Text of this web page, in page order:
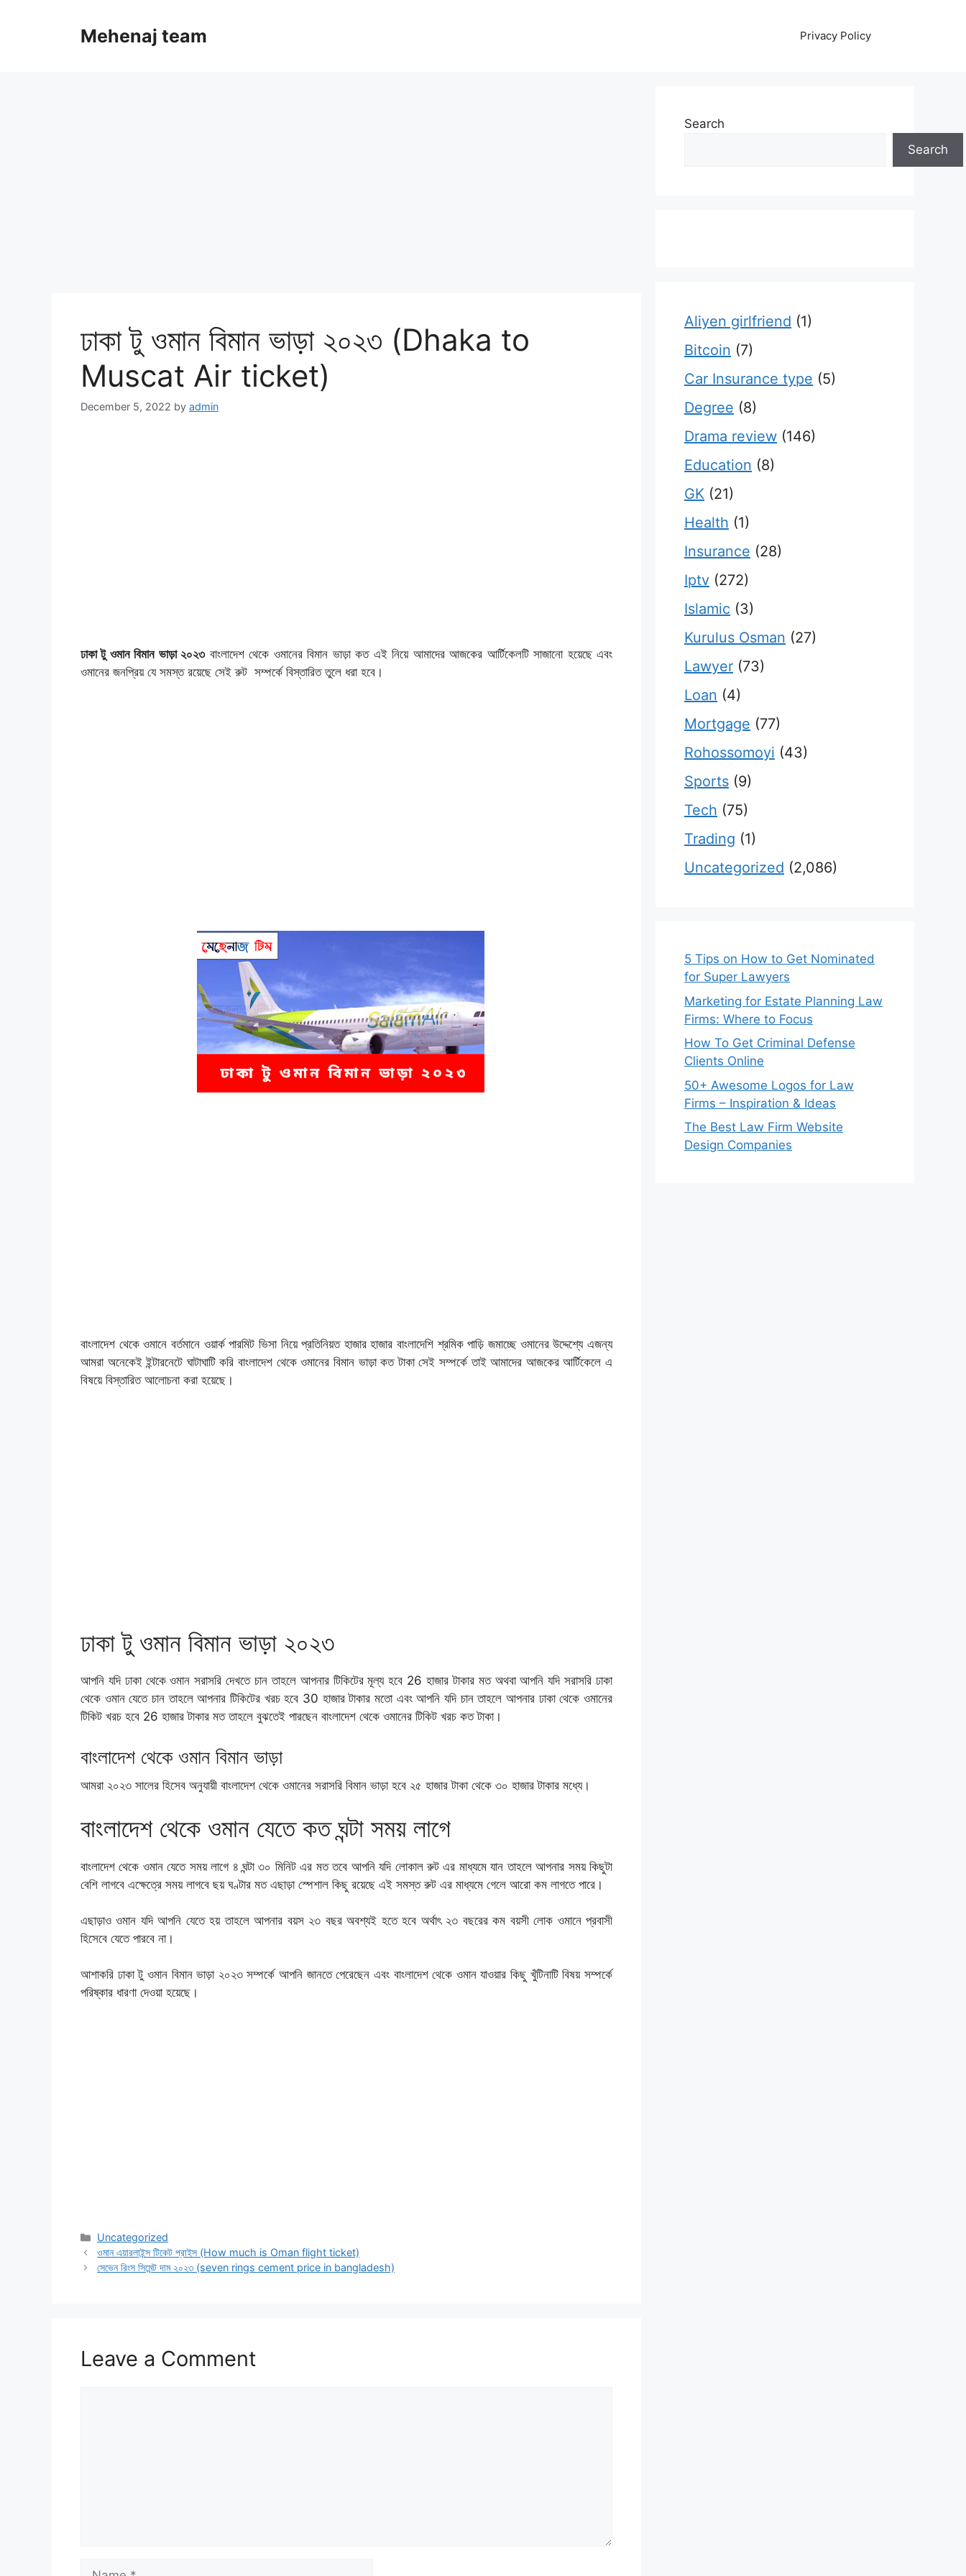
Mehenaj team Privacy Policy
ঢাকা টু ওমান বিমান ভাড়া ২০২৩ (Dhaka to
Muscat Air ticket)
December 5, 2022 by admin
ঢাকা টু ওমান বিমান ভাড়া ২০২৩বাংলাদেশ থেকে ওমানের বিমান ভাড়া কত এই নিয়ে আমাদের আজকের আর্টিকেলটি সাজানো হয়েছে এবং
ওমানের জনপ্রিয় যে সমস্ত রয়েছে সেই রুট সম্পর্কে বিস্তারিত তুলে ধরা হবে।
বাংলাদেশ থেকে ওমানে বর্তমানে ওয়ার্ক পারমিট ভিসা নিয়ে প্রতিনিয়ত হাজার হাজার বাংলাদেশি শ্রমিক পাড়ি জমাচ্ছে ওমানের উদ্দেশ্যে এজন্য
আমরা অনেকেই ইন্টারনেটে ঘাটাঘাটি করি বাংলাদেশ থেকে ওমানের বিমান ভাড়া কত টাকা সেই সম্পর্কে তাই আমাদের আজকের আর্টিকেলে এ
বিষয়ে বিস্তারিত আলোচনা করা হয়েছে।
ঢাকা টু ওমান বিমান ভাড়া ২০২৩
আপনি যদি ঢাকা থেকে ওমান সরাসরি দেখতে চান তাহলে আপনার টিকিটের মূল্য হবে 26 হাজার টাকার মত অথবা আপনি যদি সরাসরি ঢাকা
থেকে ওমান যেতে চান তাহলে আপনার টিকিটের খরচ হবে 30 হাজার টাকার মতো এবং আপনি যদি চান তাহলে আপনার ঢাকা থেকে ওমানের
টিকিট খরচ হবে 26 হাজার টাকার মত তাহলে বুঝতেই পারছেন বাংলাদেশ থেকে ওমানের টিকিট খরচ কত টাকা।
বাংলাদেশ থেকে ওমান বিমান ভাড়া
আমরা ২০২৩ সালের হিসেব অনুযায়ী বাংলাদেশ থেকে ওমানের সরাসরি বিমান ভাড়া হবে ২৫ হাজার টাকা থেকে ৩০ হাজার টাকার মধ্যে।
বাংলাদেশ থেকে ওমান যেতে কত ঘন্টা সময় লাগে
বাংলাদেশ থেকে ওমান যেতে সময় লাগে ৪ ঘন্টা ৩০ মিনিট এর মত তবে আপনি যদি লোকাল রুট এর মাধ্যমে যান তাহলে আপনার সময় কিছুটা
বেশি লাগবে এক্ষেত্রে সময় লাগবে ছয় ঘণ্টার মত এছাড়া স্পেশাল কিছু রয়েছে এই সমস্ত রুট এর মাধ্যমে গেলে আরো কম লাগতে পারে।
এছাড়াও ওমান যদি আপনি যেতে হয় তাহলে আপনার বয়স ২৩ বছর অবশ্যই হতে হবে অর্থাৎ ২৩ বছরের কম বয়সী লোক ওমানে প্রবাসী
হিসেবে যেতে পারবে না।
আশাকরি ঢাকা টু ওমান বিমান ভাড়া ২০২৩ সম্পর্কে আপনি জানতে পেরেছেন এবং বাংলাদেশ থেকে ওমান যাওয়ার কিছু খুঁটিনাটি বিষয় সম্পর্কে
পরিষ্কার ধারণা দেওয়া হয়েছে।
Categories
Uncategorized
ওমান এয়ারলাইন্স টিকেট প্রাইস (How much is Oman flight ticket)
সেভেন রিংস সিমেন্ট দাম ২০২৩ (seven rings cement price in bangladesh)
Leave a Comment
Name
Search
Search
Aliyen girlfriend (1)
Bitcoin (7)
Car Insurance type (5)
Degree (8)
Drama review (146)
Education (8)
GK (21)
Health (1)
Insurance (28)
Iptv (272)
Islamic (3)
Kurulus Osman (27)
Lawyer (73)
Loan (4)
Mortgage (77)
Rohossomoyi (43)
Sports (9)
Tech (75)
Trading (1)
Uncategorized (2,086)
5 Tips on How to Get Nominated
for Super Lawyers
Marketing for Estate Planning Law
Firms: Where to Focus
How To Get Criminal Defense
Clients Online
50+ Awesome Logos for Law
Firms – Inspiration & Ideas
The Best Law Firm Website
Design Companies